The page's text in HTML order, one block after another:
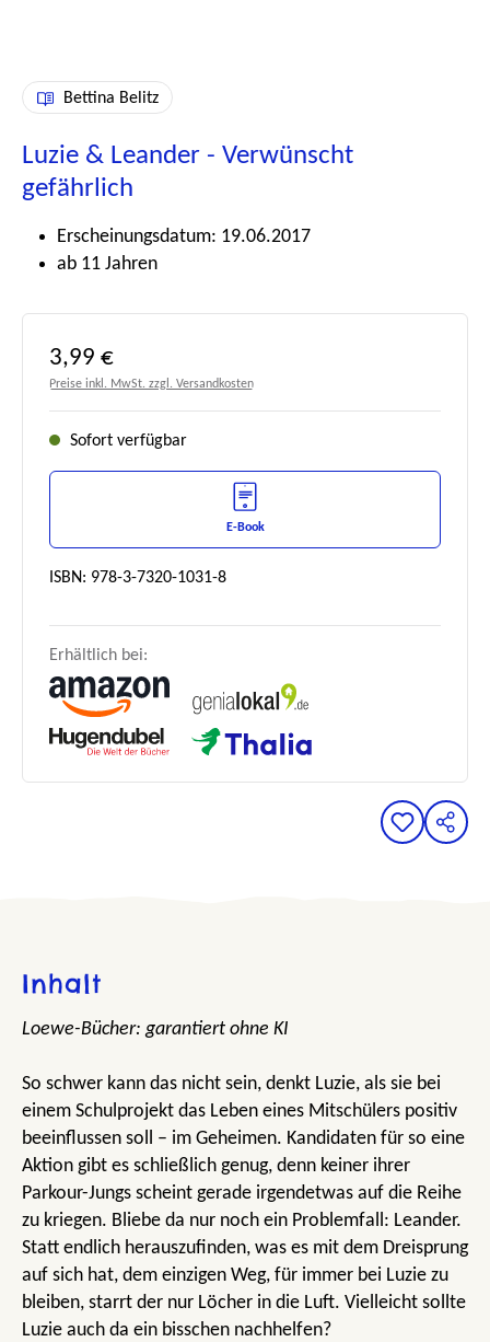
Bettina Belitz
Luzie & Leander - Verwünscht
gefährlich
Erscheinungsdatum: 19.06.2017
ab 11 Jahren
Regulärer Preis:
3,99 €
Preise inkl. MwSt. zzgl. Versandkosten
Sofort verfügbar
E-Book
ISBN: 978-3-7320-1031-8
Erhältlich bei:
Inhalt
Loewe-Bücher: garantiert ohne KI
So schwer kann das nicht sein, denkt Luzie, als sie bei
einem Schulprojekt das Leben eines Mitschülers positiv
beeinflussen soll – im Geheimen. Kandidaten für so eine
Aktion gibt es schließlich genug, denn keiner ihrer
Parkour-Jungs scheint gerade irgendetwas auf die Reihe
zu kriegen. Bliebe da nur noch ein Problemfall: Leander.
Statt endlich herauszufinden, was es mit dem Dreisprung
auf sich hat, dem einzigen Weg, für immer bei Luzie zu
bleiben, starrt der nur Löcher in die Luft. Vielleicht sollte
Luzie auch da ein bisschen nachhelfen?